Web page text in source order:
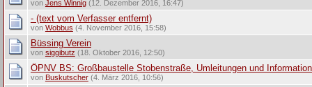
von Jens Winnig(12. Dezember 2016, 16:47)
- (text vom Verfasser entfernt)
von Wobbus (4. November 2016, 15:58)
Büssing Verein
von siggibutz (18. Oktober 2016, 12:50)
ÖPNV BS: Großbaustelle Stobenstraße, Umleitungen und
von Buskutscher(4. März 2016, 10:56)